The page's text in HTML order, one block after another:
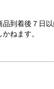
到着後７日
ねます。